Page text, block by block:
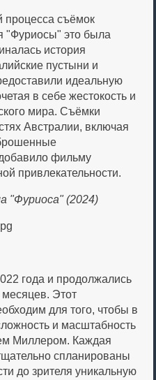
съёмок
"Фуриосы" это была
история
пустыни и
идеальную
в себе жестокость и
мира. Съёмки
Австралии, включая
фильму
привлекательности.
"Фуриоса" (2024)
года и продолжались
месяцев. Этот
для того, чтобы в
и масштабность
Миллером. Каждая
спланированы
до зрителя уникальную